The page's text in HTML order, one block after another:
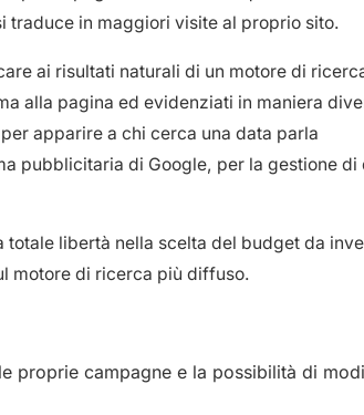
traduce in maggiori visite al proprio sito.
ai risultati naturali di un motore di
alla pagina ed evidenziati in maniera
apparire a chi cerca una data parla
pubblicitaria di Google, per la gestione di
libertà nella scelta del budget da
motore di ricerca più diffuso.
proprie campagne e la possibilità di